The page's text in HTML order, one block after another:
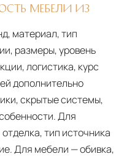
МЕБЕЛИ ИЗ
материал, тип
размеры, уровень
логистика, курс
дополнительно
скрытые системы,
Для
тип источника
Для мебели — обивка,